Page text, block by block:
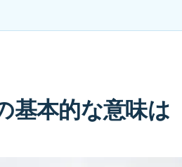
基本的な意味は